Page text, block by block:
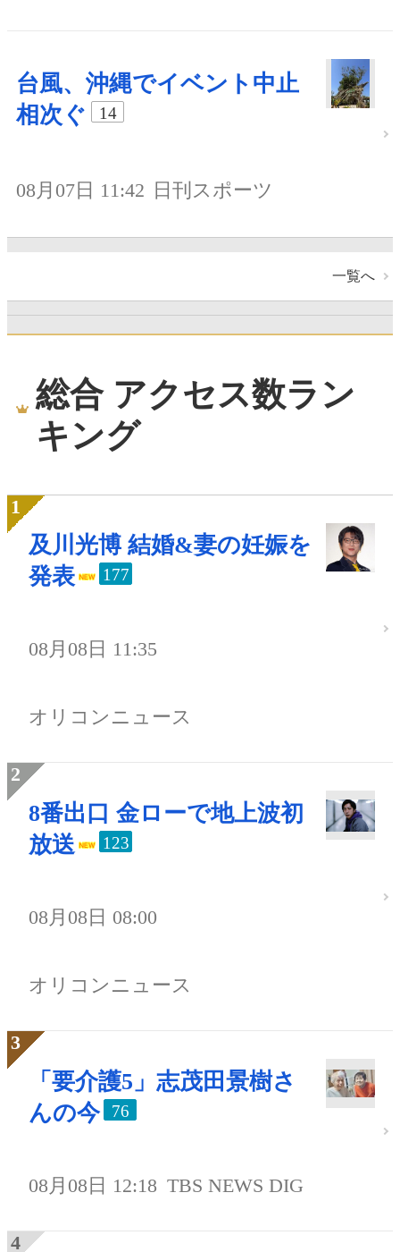
台風、沖縄でイベント中止
相次ぐ
14
08月07日 11:42 日刊スポーツ
一覧へ
総合 アクセス数ラン
キング
及川光博 結婚&妻の妊娠を
発表
177
08月08日 11:35
オリコンニュース
8番出口 金ローで地上波初
放送
123
08月08日 08:00
オリコンニュース
「要介護5」志茂田景樹さ
んの今
76
08月08日 12:18 TBS NEWS DIG